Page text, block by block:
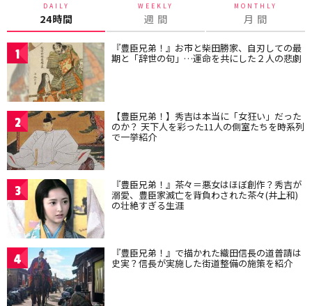
DAILY
24時間
WEEKLY
週 間
MONTHLY
月 間
1 『豊臣兄弟！』お市と柴田勝家、自刃しての最
期と「辞世の句」…運命を共にした２人の悲劇
2 【豊臣兄弟！】秀吉は本当に「女狂い」だった
のか？ 天下人を彩った11人の側室たちを時系列
で一挙紹介
3 『豊臣兄弟！』茶々＝悪女はほぼ創作？秀吉が
溺愛、豊臣家滅亡を背負わされた茶々(井上和)
の壮絶すぎる生涯
4 『豊臣兄弟！』で描かれた織田信長の道普請は
史実？信長が実施した街道整備の施策を紹介